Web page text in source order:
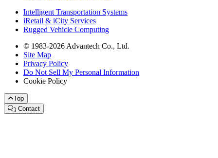
Intelligent Transportation Systems
iRetail & iCity Services
Rugged Vehicle Computing
© 1983-2026 Advantech Co., Ltd.
Site Map
Privacy Policy
Do Not Sell My Personal Information
Cookie Policy
Top
Contact